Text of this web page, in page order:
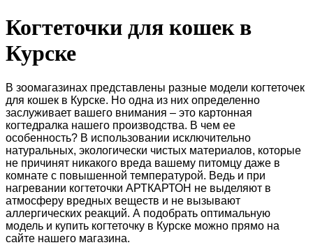
Когтеточки для кошек в
Курске
В зоомагазинах представлены разные модели когтеточек
для кошек в Курске. Но одна из них определенно
заслуживает вашего внимания – это картонная
когтедралка нашего производства. В чем ее
особенность? В использовании исключительно
натуральных, экологически чистых материалов, которые
не причинят никакого вреда вашему питомцу даже в
комнате с повышенной температурой. Ведь и при
нагревании когтеточки АРТКАРТОН не выделяют в
атмосферу вредных веществ и не вызывают
аллергических реакций. А подобрать оптимальную
модель и купить когтеточку в Курске можно прямо на
сайте нашего магазина.